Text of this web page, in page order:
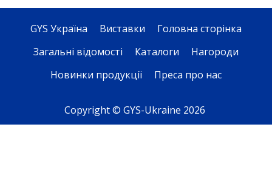
GYS Україна Виставки
Головна сторінка
Загальні відомості
Каталоги
Нагороди
Новинки продукції
Преса про нас
Copyright © GYS-Ukraine 2026